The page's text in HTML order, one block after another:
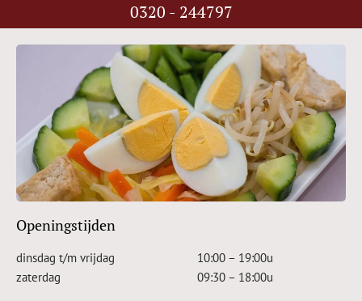
0320 - 244797
Openingstijden
dinsdag t/m vrijdag
zaterdag
10:00 – 19:00u
09:30 – 18:00u